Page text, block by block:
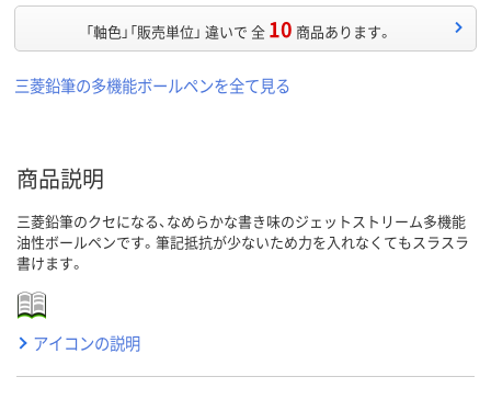
「軸色」「販売単位」 違いで 全 10 商品あります。
三菱鉛筆の多機能ボールペンを全て見る
商品説明
三菱鉛筆のクセになる、なめらかな書き味のジェットストリーム多機能
油性ボールペンです。筆記抵抗が少ないため力を入れなくてもスラスラ
書けます。
アイコンの説明